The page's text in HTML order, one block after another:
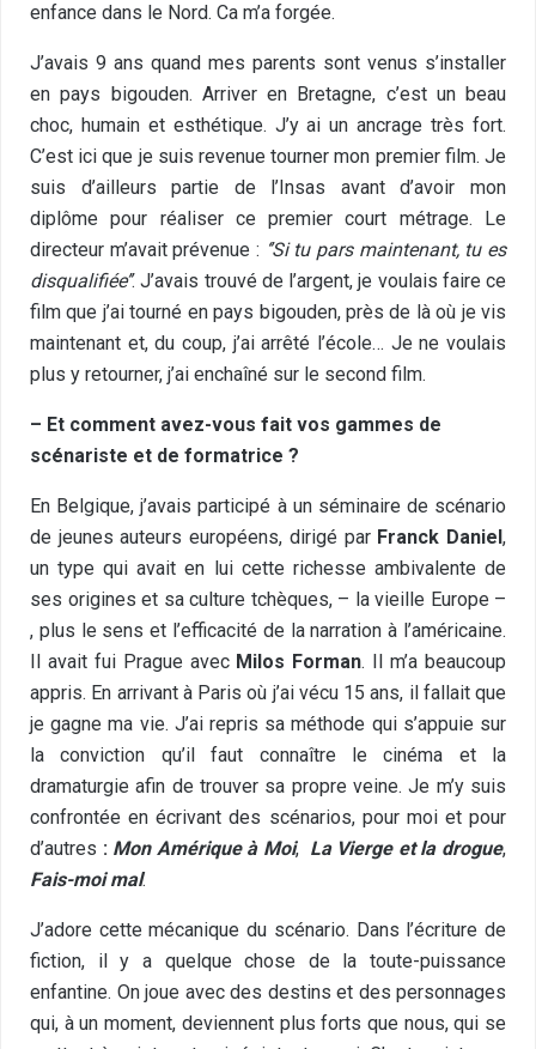
enfance dans le Nord. Ca m’a forgée.
J’avais 9 ans quand mes parents sont venus s’installer
en pays bigouden. Arriver en Bretagne, c’est un beau
choc, humain et esthétique. J’y ai un ancrage très fort.
C’est ici que je suis revenue tourner mon premier film. Je
suis d’ailleurs partie de l’Insas avant d’avoir mon
diplôme pour réaliser ce premier court métrage. Le
directeur m’avait prévenue : ‘’Si tu pars maintenant, tu es
disqualifiée’’. J’avais trouvé de l’argent, je voulais faire ce
film que j’ai tourné en pays bigouden, près de là où je vis
maintenant et, du coup, j’ai arrêté l’école… Je ne voulais
plus y retourner, j’ai enchaîné sur le second film.
– Et comment avez-vous fait vos gammes de
scénariste et de formatrice ?
En Belgique, j’avais participé à un séminaire de scénario
de jeunes auteurs européens, dirigé par Franck Daniel,
un type qui avait en lui cette richesse ambivalente de
ses origines et sa culture tchèques, – la vieille Europe –
, plus le sens et l’efficacité de la narration à l’américaine.
Il avait fui Prague avecMilos Forman. Il m’a beaucoup
appris. En arrivant à Paris où j’ai vécu 15 ans, il fallait que
je gagne ma vie. J’ai repris sa méthode qui s’appuie sur
la conviction qu’il faut connaître le cinéma et la
dramaturgie afin de trouver sa propre veine. Je m’y suis
confrontée en écrivant des scénarios, pour moi et pour
d’autres : Mon Amérique à Moi, La Vierge et la drogue,
Fais-moi mal.
J’adore cette mécanique du scénario. Dans l’écriture de
fiction, il y a quelque chose de la toute-puissance
enfantine. On joue avec des destins et des personnages
qui, à un moment, deviennent plus forts que nous, qui se